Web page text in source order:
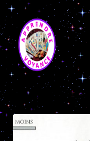
Catégorie :